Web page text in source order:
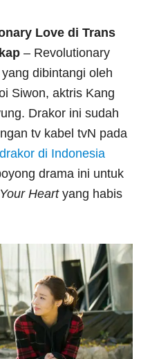
Love di Trans
– Revolutionary
dibintangi oleh
Siwon, aktris Kang
Drakor ini sudah
tv kabel tvN pada
drakor di Indonesia
drama ini untuk
Heartyang habis